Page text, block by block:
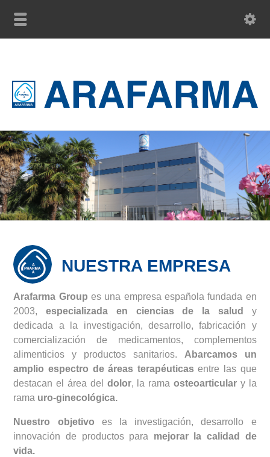
NUESTRA EMPRESA
Arafarma Group es una empresa española fundada en
2003,especializada en ciencias de la salud
y
dedicada a la investigación, desarrollo, fabricación y
comercialización de medicamentos, complementos
alimenticios y productos sanitarios. Abarcamos un
amplio espectro de áreas terapéuticasentre las que
destacan el área del dolor, la ramaosteoarticular y la
rama uro-ginecológica.
Nuestro objetivo es la investigación, desarrollo e
innovación de productos para mejorar la calidad de
vida.